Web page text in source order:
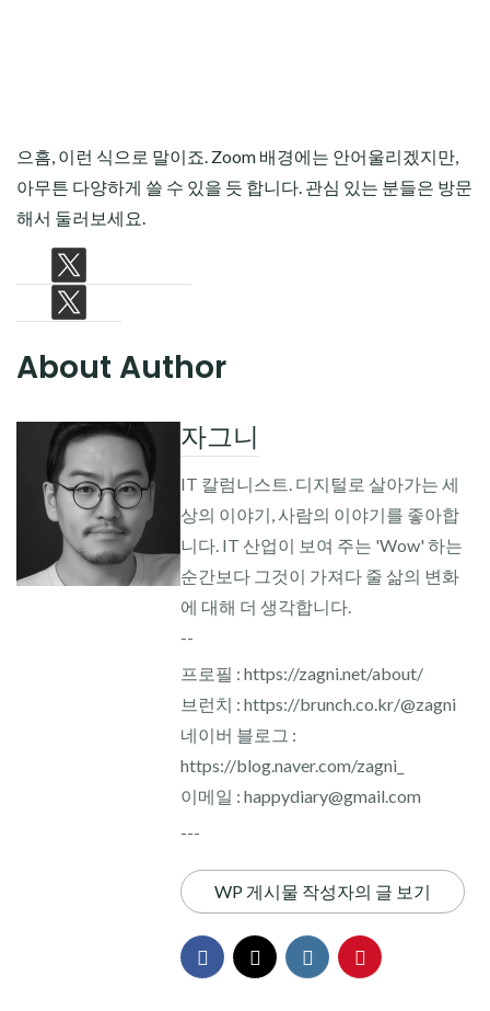
으흠, 이런 식으로 말이죠. Zoom 배경에는 안어울리겠지만,
아무튼 다양하게 쓸 수 있을 듯 합니다. 관심 있는 분들은 방문
해서 둘러보세요.
About Author
자그니
IT 칼럼니스트. 디지털로 살아가는 세
상의 이야기, 사람의 이야기를 좋아합
니다. IT 산업이 보여 주는 'Wow' 하는
순간보다 그것이 가져다 줄 삶의 변화
에 대해 더 생각합니다.
--
프로필 : https://zagni.net/about/
브런치 : https://brunch.co.kr/@zagni
네이버 블로그 :
https://blog.naver.com/zagni_
이메일 : happydiary@gmail.com
---
WP 게시물 작성자의 글 보기